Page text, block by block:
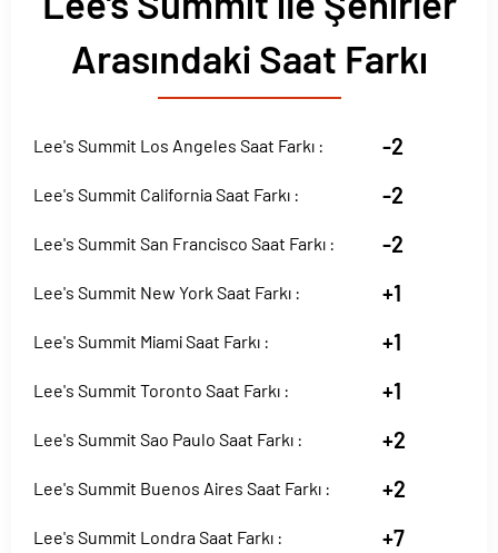
Arasındaki Saat Farkı
Lee's Summit Los Angeles Saat Farkı : -2
Lee's Summit California Saat Farkı : -2
Lee's Summit San Francisco Saat Farkı : -2
Lee's Summit New York Saat Farkı : +1
Lee's Summit Miami Saat Farkı : +1
Lee's Summit Toronto Saat Farkı : +1
Lee's Summit Sao Paulo Saat Farkı : +2
Lee's Summit Buenos Aires Saat Farkı : +2
Lee's Summit Londra Saat Farkı : +7